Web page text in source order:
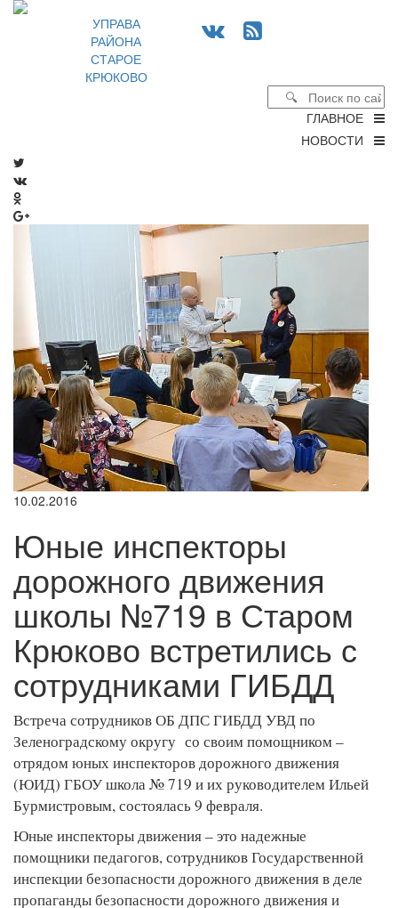
УПРАВА
РАЙОНА
СТАРОЕ
КРЮКОВО
ГЛАВНОЕ
НОВОСТИ
10.02.2016
Юные инспекторы
дорожного движения
школы №719 в Старом
Крюково встретились с
сотрудниками ГИБДД
Встреча сотрудников ОБ ДПС ГИБДД УВД по
Зеленоградскому округу со своим помощником –
отрядом юных инспекторов дорожного движения
(ЮИД) ГБОУ школа № 719 и их руководителем Ильей
Бурмистровым, состоялась 9 февраля.
Юные инспекторы движения – это надежные
помощники педагогов, сотрудников Государственной
инспекции безопасности дорожного движения в деле
пропаганды безопасности дорожного движения и